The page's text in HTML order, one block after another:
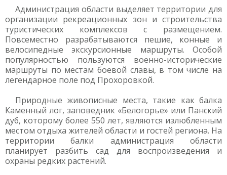
Администрация области выделяет территории для
организации рекреационных зон и строительства
туристических комплексов с размещением.
Повсеместно разрабатываются пешие, конные и
велосипедные экскурсионные маршруты. Особой
популярностью пользуются военно-исторические
маршруты по местам боевой славы, в том числе на
легендарное поле под Прохоровкой.
Природные живописные места, такие как балка
Каменный лог, заповедник «Белогорье» или Панский
дуб, которому более 550 лет, являются излюбленным
местом отдыха жителей области и гостей региона. На
территории балки администрация области
планирует разбить сад для воспроизведения и
охраны редких растений.